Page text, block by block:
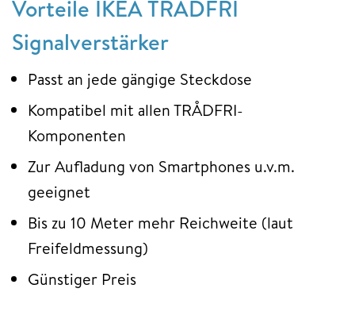
Vorteile IKEA TRÅDFRI
Signalverstärker
Passt an jede gängige Steckdose
Kompatibel mit allen TRÅDFRI-
Komponenten
Zur Aufladung von Smartphones u.v.m.
geeignet
Bis zu 10 Meter mehr Reichweite (laut
Freifeldmessung)
Günstiger Preis